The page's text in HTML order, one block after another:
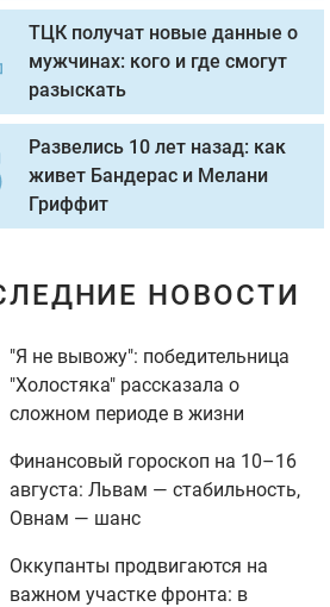
ТЦК получат новые данные о
мужчинах: кого и где смогут
разыскать
Развелись 10 лет назад: как
живет Бандерас и Мелани
Гриффит
НОВОСТИ
"Я не вывожу": победительница
"Холостяка" рассказала о
сложном периоде в жизни
Финансовый гороскоп на 10–16
августа: Львам — стабильность,
Овнам — шанс
Оккупанты продвигаются на
важном участке фронта: в